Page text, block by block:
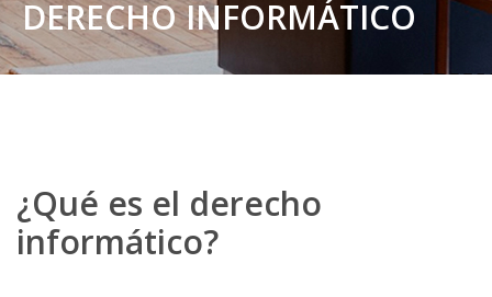
DERECHO INFORMÁTICO
¿Qué es el derecho
informático?